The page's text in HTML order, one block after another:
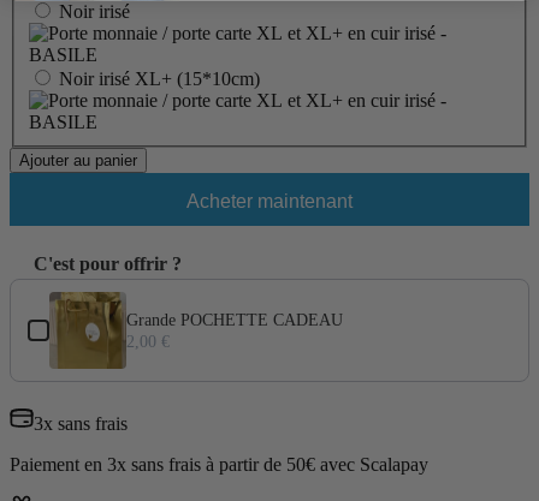
Noir irisé
Noir irisé XL+ (15*10cm)
Ajouter au panier
Acheter maintenant
C'est pour offrir ?
Use the Previous and Next buttons to navigate through product
Grande POCHETTE CADEAU
2,00 €
3x sans frais
Paiement en 3x sans frais à partir de 50€ avec Scalapay